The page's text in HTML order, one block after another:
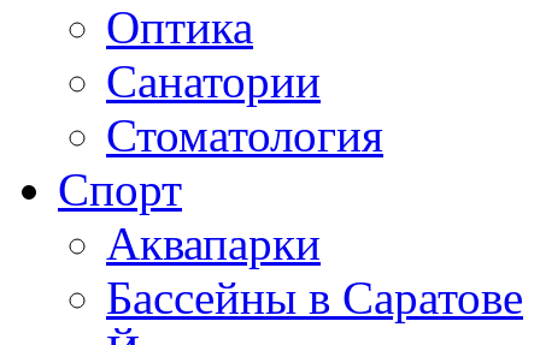
Оптика
Санатории
Стоматология
Спорт
Аквапарки
Бассейны в Саратове